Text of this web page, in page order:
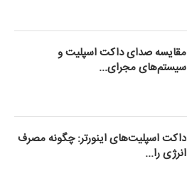
مقایسه صدای داکت اسپلیت و
سیستم‌های مجرای...
داکت اسپلیت‌های اینورتر: چگونه مصرف
انرژی را...